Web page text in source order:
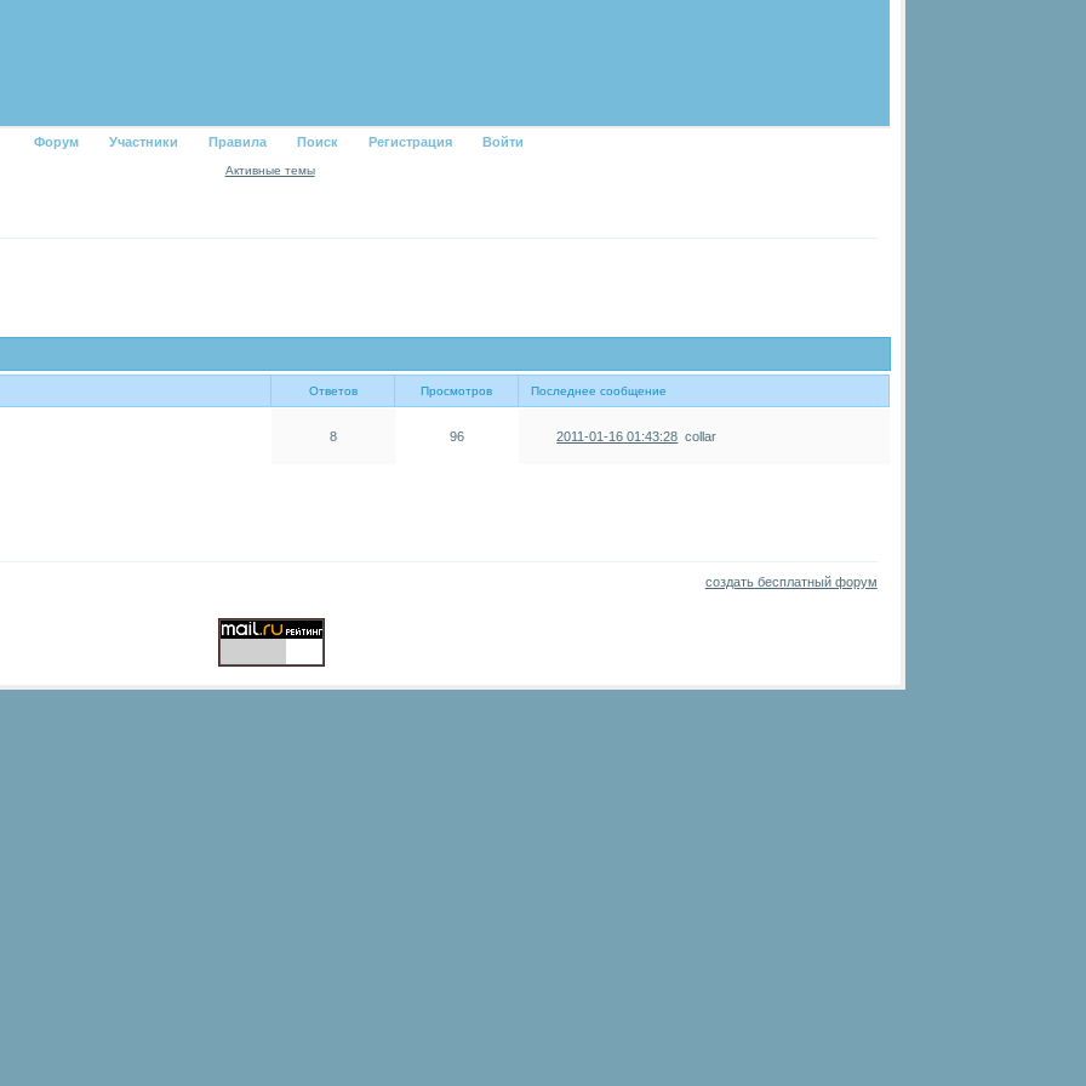
Форум Участники Правила Поиск Регистрация Войти
Активные темы
Ответов Просмотров Последнее сообщение
8 96 2011-01-16 01:43:28 collar
создать бесплатный форум